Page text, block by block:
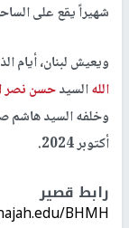
شهيراً يقع على
ويعيش لبنان، أيام
اللهالسيدحسن نصر
أكتوبر 2024.
رابط قصير
BHMH/